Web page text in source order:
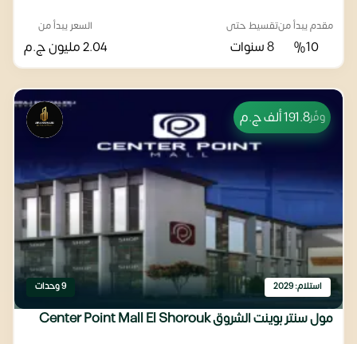
مقدم يبدأ من
%10
تقسيط حتى
8 سنوات
السعر يبدأ من
2.04 مليون ج.م
وفّر191.8 ألف ج.م
استلام: 2029 9 وحدات
مول سنتر بوينت الشروق Center Point Mall El Shorouk